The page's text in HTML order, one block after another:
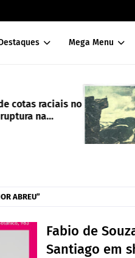
Mega Menu
cotas raciais no
na
ABREU
Fabio de
Santiago em